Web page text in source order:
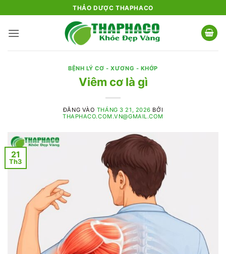
qua
nội
THẢO DƯỢC THAPHACO
BỆNH LÝ CƠ - XƯƠNG - KHỚP
Viêm cơ là gì
ĐĂNG VÀO THÁNG 3 21, 2026 BỞI
THAPHACO.COM.VN@GMAIL.COM
21
Th3